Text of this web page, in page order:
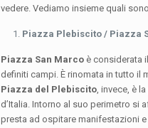
vedere. Vediamo insieme quali
Piazza Plebiscito / Piazza
Piazza San Marcoè considerata il
definiti campi. È rinomata in tutto il
Piazza del Plebiscito, invece, è
d’Italia. Intorno al suo perimetro si
presta ad ospitare manifestazioni